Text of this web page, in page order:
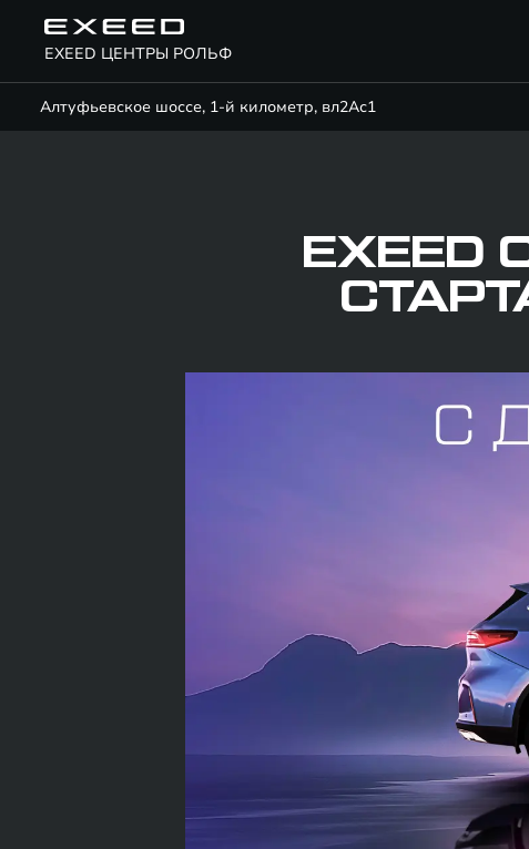
EXEED ЦЕНТРЫ РОЛЬФ
Алтуфьевское шоссе, 1-й километр, вл2Ас1